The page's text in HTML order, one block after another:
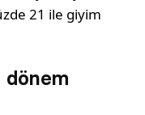
21 ile giyim
dönem